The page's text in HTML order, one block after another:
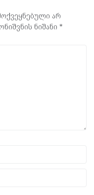
არ
ნიშანი *